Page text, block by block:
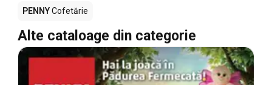
PENNYCofetărie
Alte cataloage din categorie